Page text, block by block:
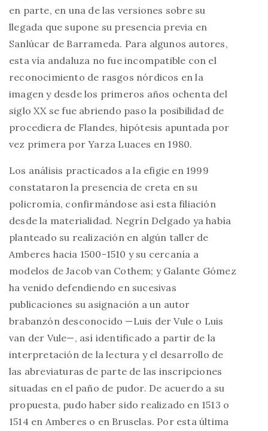
en parte, en una de las versiones sobre su
llegada que supone su presencia previa en
Sanlúcar de Barrameda. Para algunos autores,
esta vía andaluza no fue incompatible con el
reconocimiento de rasgos nórdicos en la
imagen y desde los primeros años ochenta del
siglo XX se fue abriendo paso la posibilidad de
procediera de Flandes, hipótesis apuntada por
vez primera por Yarza Luaces en 1980.
Los análisis practicados a la efigie en 1999
constataron la presencia de creta en su
policromía, confirmándose así esta filiación
desde la materialidad. Negrín Delgado ya había
planteado su realización en algún taller de
Amberes hacia 1500-1510 y su cercanía a
modelos de Jacob van Cothem; y Galante Gómez
ha venido defendiendo en sucesivas
publicaciones su asignación a un autor
brabanzón desconocido —Luis der Vule o Luis
van der Vule—, así identificado a partir de la
interpretación de la lectura y el desarrollo de
las abreviaturas de parte de las inscripciones
situadas en el paño de pudor. De acuerdo a su
propuesta, pudo haber sido realizado en 1513 o
1514 en Amberes o en Bruselas. Por esta última